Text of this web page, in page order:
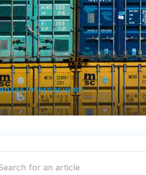
internacional
for an article